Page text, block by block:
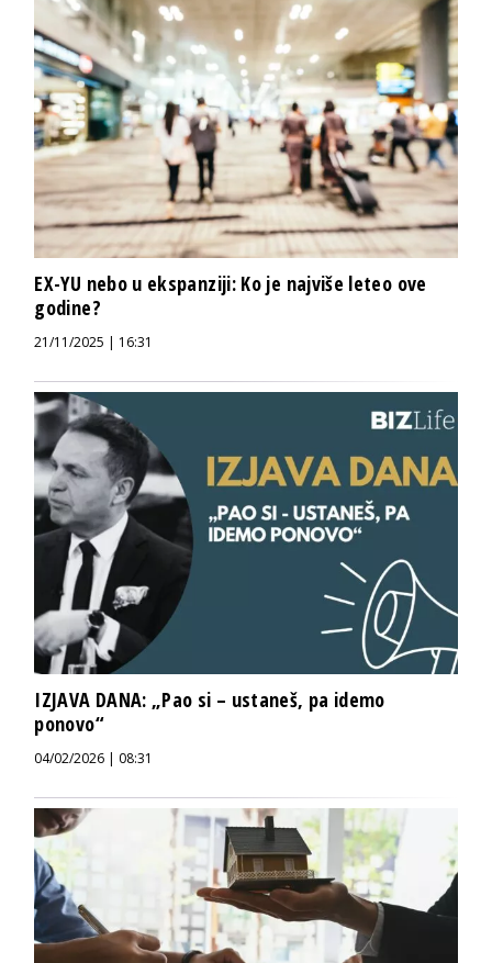
EX-YU nebo u ekspanziji: Ko je najviše leteo ove
godine?
21/11/2025 | 16:31
IZJAVA DANA: „Pao si – ustaneš, pa idemo
ponovo“
04/02/2026 | 08:31